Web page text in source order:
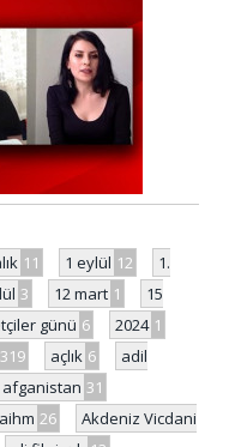
11 1 eylül 12
1.
3 12 mart 1
15
günü 6 2024 1
319 açlık 6
adil
afganistan 31
aihm 26
Akdeniz Vicdani